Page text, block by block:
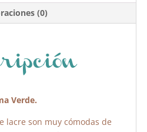
A
p
p
ar
tir
(0)
Verde.
lacre son muy cómodas de